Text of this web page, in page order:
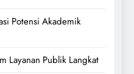
Potensi Akademik
Layanan Publik Langkat